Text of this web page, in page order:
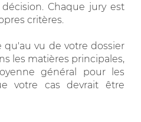
Chaque jury est
critères.
qu'au vu de votre dossier
les matières principales,
général pour les
votre cas devrait être